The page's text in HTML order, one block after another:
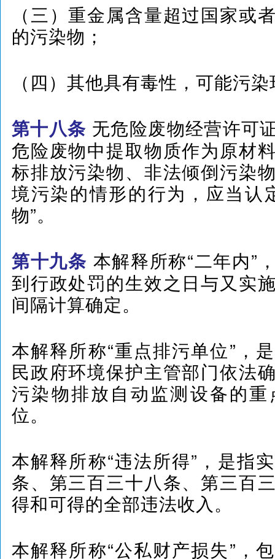
（三）重金属含量超过国家或
的污染物；
（四）其他具有毒性，可能污
第十八条 无危险废物经营许可
危险废物中提取物质作为原材
标排放污染物、非法倾倒污染
境污染的情形的行为，应当认
物”。
第十九条 本解释所称“二年内”
到行政处罚的生效之日与又实
间隔计算确定。
本解释所称“重点排污单位”，
民政府环境保护主管部门依法
污染物排放自动监测设备的
位。
本解释所称“违法所得”，是指
条、第三百三十八条、第三百
得和可得的全部违法收入。
本解释所称“公私财产损失”，